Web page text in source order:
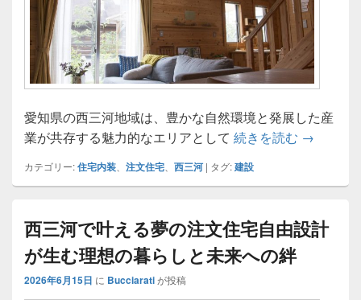
愛知県の西三河地域は、豊かな自然環境と発展した産
業が共存する魅力的なエリアとして 続きを読む 西三河で
→
カテゴリー:住宅内装、 注文住宅、 西三河 | タグ:建設
西三河で叶える夢の注文住宅自由設計
が生む理想の暮らしと未来への絆
2026年6月15日 に Bucciaratiが投稿